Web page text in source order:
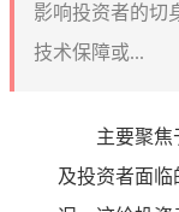
影响投资者的切
技术保障或...
主要聚焦
及投资者面